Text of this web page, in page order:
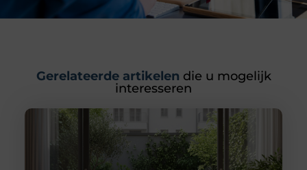
Gerelateerde artikelen die u mogelijk
interesseren